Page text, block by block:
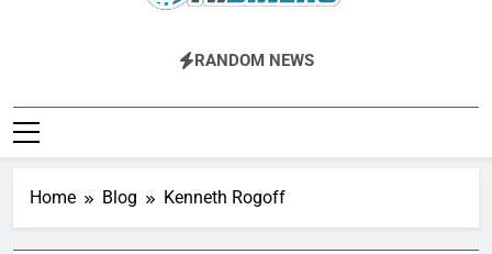
Midinero.co
Fintech, Criptomonedas
RANDOM NEWS
Home Blog Kenneth Rogoff